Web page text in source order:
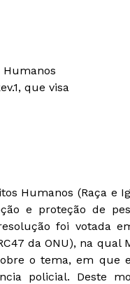
Humanos
que visa
Humanos (Raça e
e proteção de
foi votada
da ONU), na qual
o tema, em que
policial. Deste